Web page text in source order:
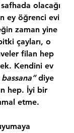
olacağı
ey öğrenci evi
zaman yine
çayları, o
filan hep
Kendini ev
bassana” diye
hep. İyi bir
etme.